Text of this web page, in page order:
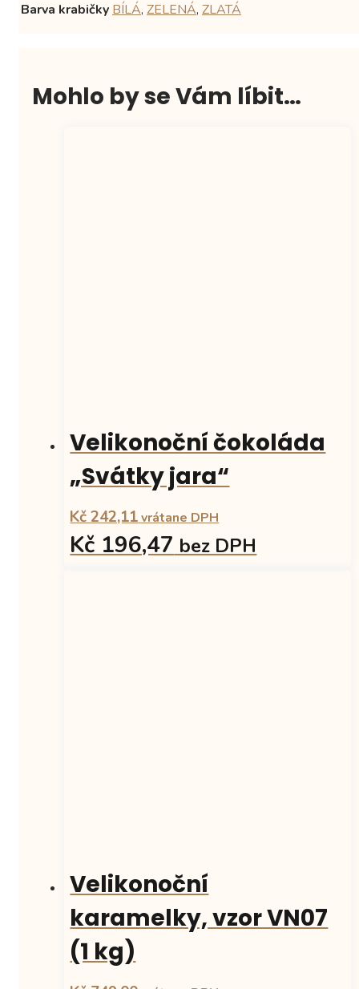
Barva krabičkyBÍLÁ, ZELENÁ, ZLATÁ
Mohlo by se Vám líbit…
Velikonoční čokoláda
„Svátky jara“
Kč 242,11vrátane DPH
Kč 196,47 bez DPH
Velikonoční
karamelky, vzor VN07
(1 kg)